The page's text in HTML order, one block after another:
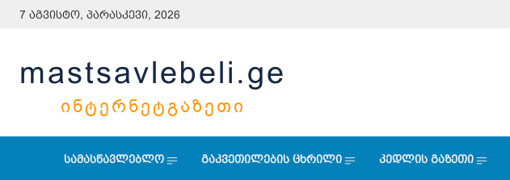
7 აგვისტო, პარასკევი, 2026
mastsavlebeli.ge
ᲘᲜᲢᲔᲠᲜᲔᲢᲒᲐᲖᲔᲗᲘ
სამასწავლებლო გაკვეთილების ცხრილი კედლის გაზეთი